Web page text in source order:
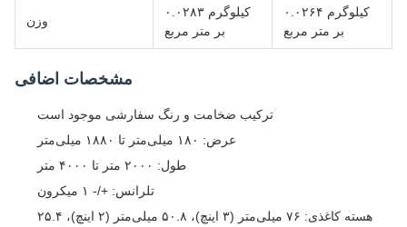
وزن
۰.۰۲۸۳ کیلوگرم
بر متر مربع
۰.۰۲۶۴ کیلوگرم
بر متر مربع
مشخصات اضافی
ترکیب ضخامت و رنگ سفارشی موجود است
عرض: ۱۸۰ میلی‌متر تا ۱۸۸۰ میلی‌متر
طول: ۲۰۰۰ متر تا ۴۰۰۰ متر
تلرانس: +/- ۱ میکرون
هسته کاغذی: ۷۶ میلی‌متر (۳ اینچ)، ۵۰.۸ میلی‌متر (۲ اینچ)، ۲۵.۴